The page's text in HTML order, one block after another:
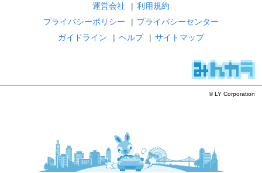
運営会社 | 利用規約
プライバシーポリシー
| プライバシーセンター
ガイドライン
| ヘルプ | サイトマップ
© LY Corporation